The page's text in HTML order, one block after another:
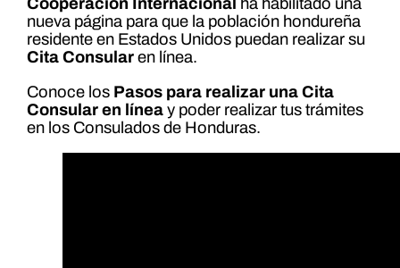
Cooperación Internacional ha habilitado una
nueva página para que la población hondureña
residente en Estados Unidos puedan realizar su
Cita Consularen línea.
Conoce los Pasos para realizar una Cita
Consular en líneay poder realizar tus trámites
en los Consulados de Honduras.